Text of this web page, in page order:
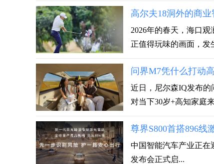
高尔夫18洞外的商
2026年的春天，海口
正值得玩味的画面，发
问界M7凭什么打动
近日，尼尔森IQ发布的
对当下30岁+高知家庭
尊界S800首搭896线
中国智能汽车产业正在
发布会正式启...